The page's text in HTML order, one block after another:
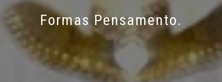
Formas Pensamento.